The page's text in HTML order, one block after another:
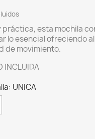
esta mochila
lo esencial ofreciendo
de movimiento.
INCLUIDA
UNICA